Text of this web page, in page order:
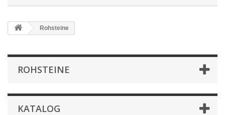
Rohsteine
ROHSTEINE
KATALOG